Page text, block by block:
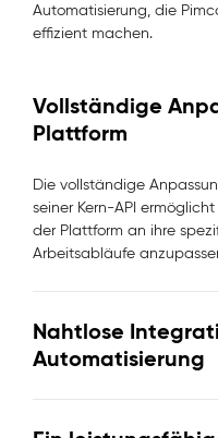
Automatisierung, die
effizient machen.
Vollständige
Plattform
Die vollständige
seiner Kern-API
der Plattform an ihre
Arbeitsabläufe
Nahtlose
Automatisierung